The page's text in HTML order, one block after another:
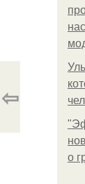
о
⇦